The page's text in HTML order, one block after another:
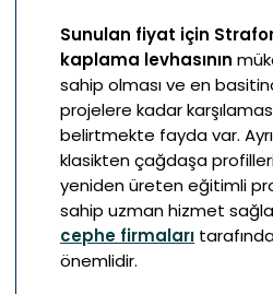
Sunulan fiyat için
kaplama levhasının
sahip olması ve en
projelere kadar
belirtmekte fayda var.
klasikten çağdaşa
yeniden üreten eğitimli
sahip uzman hizmet
cephe firmaları
önemlidir.